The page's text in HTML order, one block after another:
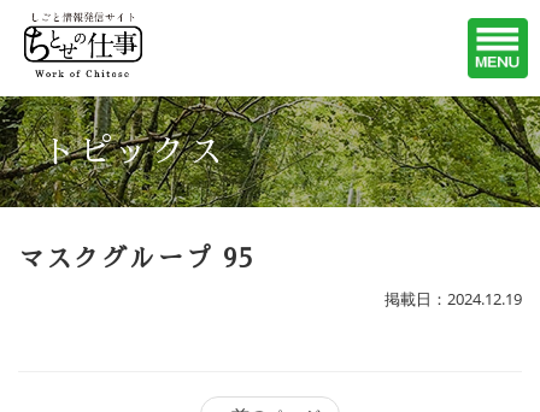
トピックス
マスクグループ 95
掲載日：2024.12.19